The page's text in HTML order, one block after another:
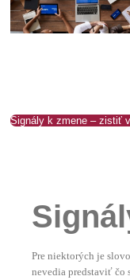
Signály k zmene – zistiť
Pre niektorých je
nevedia predstaviť čo